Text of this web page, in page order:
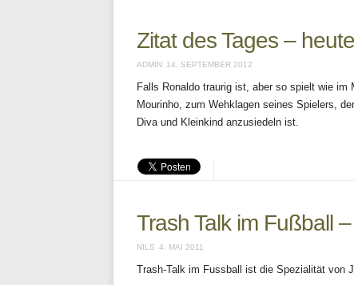
Zitat des Tages –
ADMIN 14. SEPTEMBER 2012
Falls Ronaldo traurig ist, aber so spielt wie
Mourinho, zum Wehklagen seines Spielers,
Diva und Kleinkind anzusiedeln ist.
Trash Talk im Fußball
NILS 4. MAI 2011
Trash-Talk im Fussball ist die Spezialität von